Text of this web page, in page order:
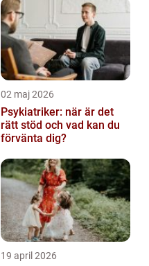
02 maj 2026
Psykiatriker: när är det
rätt stöd och vad kan du
förvänta dig?
19 april 2026